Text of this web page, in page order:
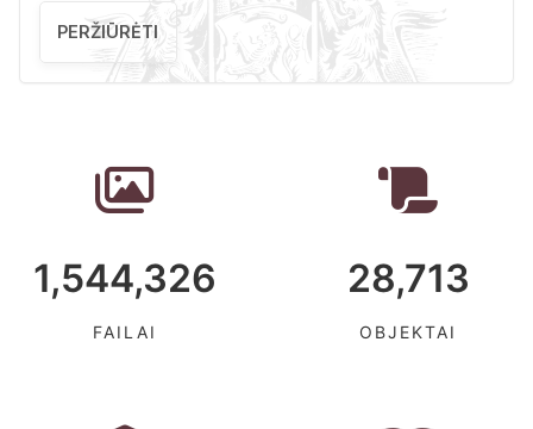
PERŽIŪRĖTI
1,544,326
FAILAI
28,713
OBJEKTAI